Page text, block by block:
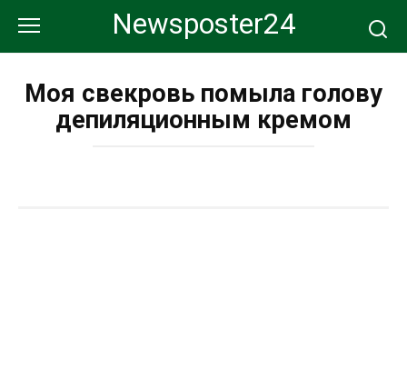
контенту
Newsposter24
Моя свекровь помыла голову
депиляционным кремом